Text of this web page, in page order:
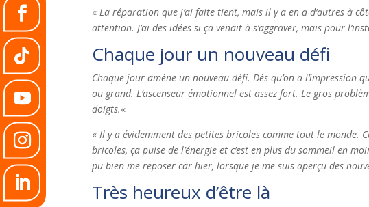
« La réparation que j’ai faite tient, mais il y a en a d’autres à
attention. J’ai des idées si ça venait à s’aggraver, mais pour
Chaque jour un nouveau défi
Chaque jour amène un nouveau défi. Dès qu’on a
ou grand. L’ascenseur émotionnel est assez fort. Le gros
doigts.«
« Il y a évidemment des petites bricoles comme tout le monde.
bricoles, ça puise de l’énergie et c’est en plus du sommeil en
pu bien me reposer car hier, lorsque je me suis aperçu des
Très heureux d’être là